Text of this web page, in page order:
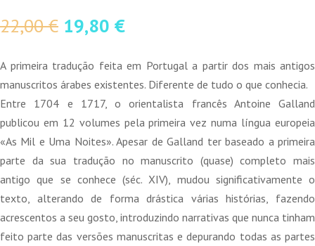
22,00€ O
original
era:
22,00 €.
19,80 €O
atual
é:
19,80 €.
A primeira tradução feita em Portugal a partir dos mais antigos
manuscritos árabes existentes. Diferente de tudo o que conhecia.
Entre 1704 e 1717, o orientalista francês Antoine Galland
publicou em 12 volumes pela primeira vez numa língua europeia
«As Mil e Uma Noites». Apesar de Galland ter baseado a primeira
parte da sua tradução no manuscrito (quase) completo mais
antigo que se conhece (séc. XIV), mudou significativamente o
texto, alterando de forma drástica várias histórias, fazendo
acrescentos a seu gosto, introduzindo narrativas que nunca tinham
feito parte das versões manuscritas e depurando todas as partes